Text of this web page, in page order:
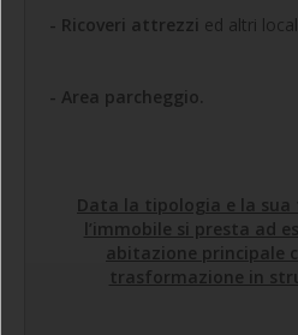
- Ricoveri attrezzi ed altri
- Area parcheggio.
Data la tipologia e la
l’immobile si presta ad
abitazione principale
trasformazione in